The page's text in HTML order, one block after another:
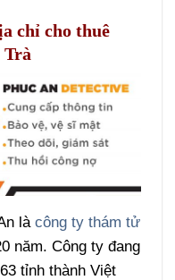
chỉ cho thuê
làcông ty thám tử
năm. Công ty đang
tỉnh thành Việt